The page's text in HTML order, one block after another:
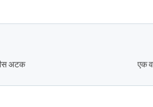
अटक एक